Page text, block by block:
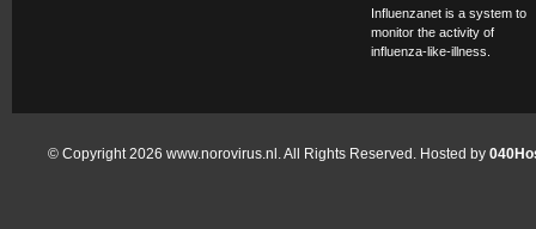
Influenzanet is a system to
monitor the activity of
influenza-like-illness.
© Copyright 2026 www.norovirus.nl. All Rights Reserved. Hosted by